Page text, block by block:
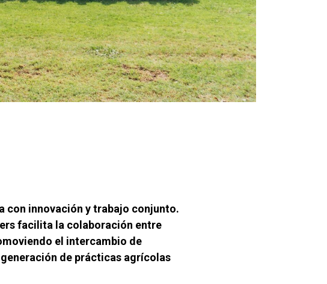
con innovación y trabajo conjunto.
facilita la colaboración entre
el intercambio de
de prácticas agrícolas